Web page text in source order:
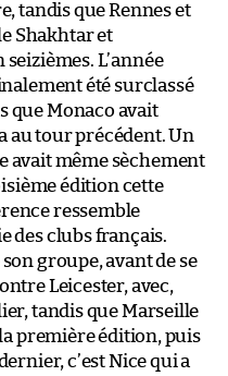
tandis que Rennes et
Shakhtar et
L’année
été surclassé
que Monaco avait
au tour précédent. Un
avait même sèchement
édition cette
ressemble
des clubs français.
groupe, avant de se
Leicester, avec,
tandis que Marseille
première édition, puis
c’est Nice qui a